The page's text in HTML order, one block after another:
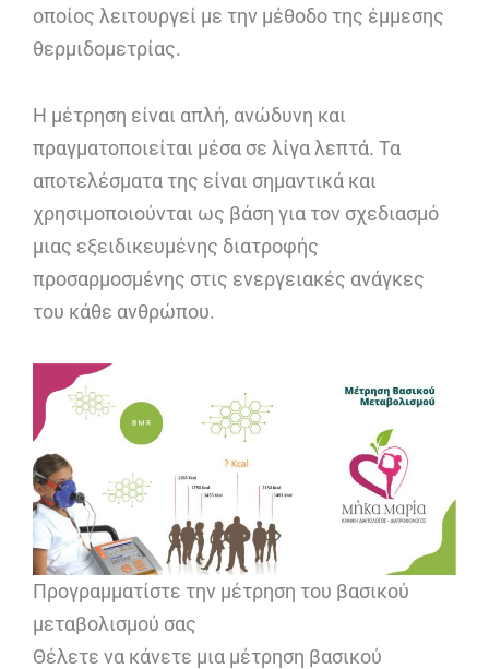
οποίος λειτουργεί με την μέθοδο της έμμεσης
θερμιδομετρίας.
Η μέτρηση είναι απλή, ανώδυνη και
πραγματοποιείται μέσα σε λίγα λεπτά. Τα
αποτελέσματα της είναι σημαντικά και
χρησιμοποιούνται ως βάση για τον σχεδιασμό
μιας εξειδικευμένης διατροφής
προσαρμοσμένης στις ενεργειακές ανάγκες
του κάθε ανθρώπου.
Προγραμματίστε την μέτρηση του βασικού
μεταβολισμού σας
Θέλετε να κάνετε μια μέτρηση βασικού